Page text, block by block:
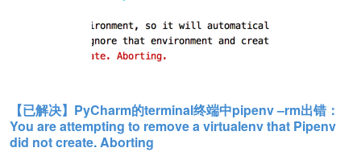
【已解决】PyCharm的terminal终端中pipenv –rm出错：
You are attempting to remove a virtualenv that Pipenv
did not create. Aborting